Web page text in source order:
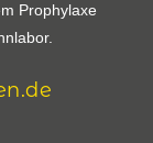
Prophylaxe